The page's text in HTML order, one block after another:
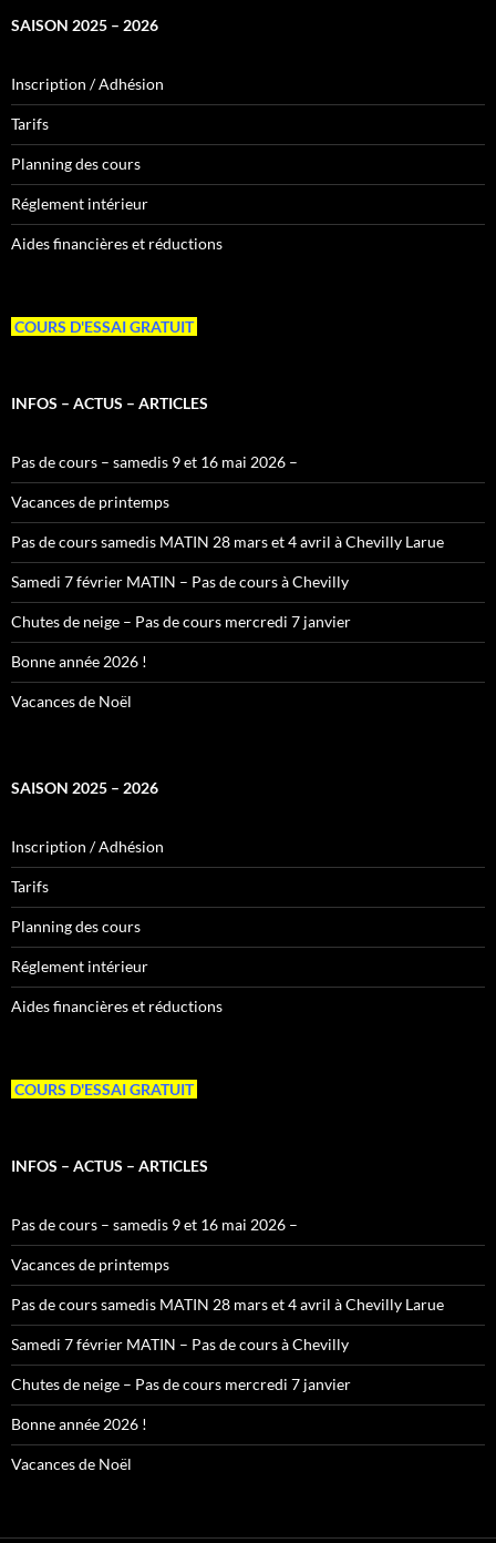
SAISON 2025 – 2026
Inscription / Adhésion
Tarifs
Planning des cours
Réglement intérieur
Aides financières et réductions
COURS D'ESSAI GRATUIT
INFOS – ACTUS – ARTICLES
Pas de cours – samedis 9 et 16 mai 2026 –
Vacances de printemps
Pas de cours samedis MATIN 28 mars et 4 avril à Chevilly Larue
Samedi 7 février MATIN – Pas de cours à Chevilly
Chutes de neige – Pas de cours mercredi 7 janvier
Bonne année 2026 !
Vacances de Noël
SAISON 2025 – 2026
Inscription / Adhésion
Tarifs
Planning des cours
Réglement intérieur
Aides financières et réductions
COURS D'ESSAI GRATUIT
INFOS – ACTUS – ARTICLES
Pas de cours – samedis 9 et 16 mai 2026 –
Vacances de printemps
Pas de cours samedis MATIN 28 mars et 4 avril à Chevilly Larue
Samedi 7 février MATIN – Pas de cours à Chevilly
Chutes de neige – Pas de cours mercredi 7 janvier
Bonne année 2026 !
Vacances de Noël